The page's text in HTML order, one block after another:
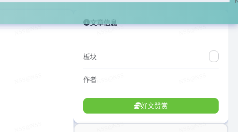
文章信息
板块
作者
好文赞赏